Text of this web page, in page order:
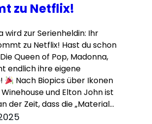
zu Netflix!
wird zur Serienheldin: Ihr
zu Netflix! Hast du schon
Queen of Pop, Madonna,
endlich ihre eigene
Nach Biopics über Ikonen
und Elton John ist
der Zeit, dass die „Material…